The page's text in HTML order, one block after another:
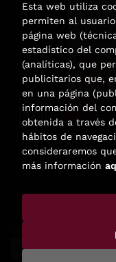
Esta web utiliza
permiten al
página web
estadístico del
(analíticas), que
publicitarios que,
en una página
información del
obtenida a través
hábitos de
consideraremos
más información